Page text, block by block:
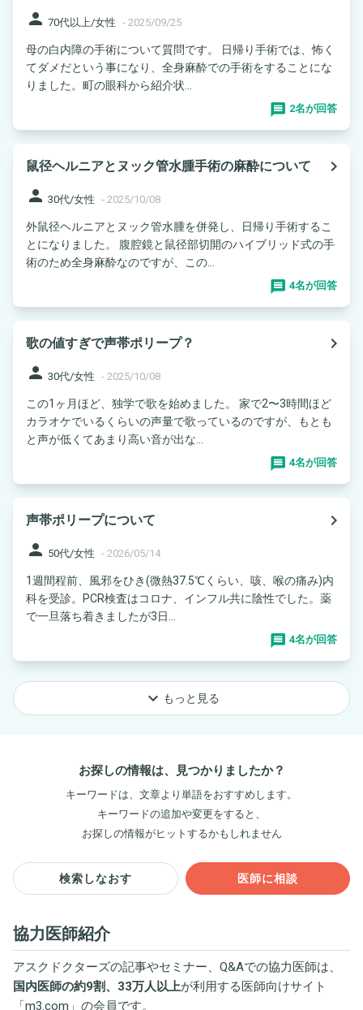
person 70代以上/女性 - 2025/09/25
母の白内障の手術について質問です。 日帰り手術では、怖く
てダメだという事になり、全身麻酔での手術をすることにな
りました。町の眼科から紹介状...
2名が回答
鼠径ヘルニアとヌック管水腫手術の麻酔について
navigate_next
person 30代/女性 - 2025/10/08
外鼠径ヘルニアとヌック管水腫を併発し、日帰り手術するこ
とになりました。 腹腔鏡と鼠径部切開のハイブリッド式の手
術のため全身麻酔なのですが、この...
4名が回答
歌の値すぎで声帯ポリープ？
navigate_next
person 30代/女性 - 2025/10/08
この1ヶ月ほど、独学で歌を始めました。 家で2〜3時間ほど
カラオケでいるくらいの声量で歌っているのですが、もとも
と声が低くてあまり高い音が出な...
4名が回答
声帯ポリープについて
navigate_next
person 50代/女性 - 2026/05/14
1週間程前、風邪をひき(微熱37.5℃くらい、咳、喉の痛み)内
科を受診。PCR検査はコロナ、インフル共に陰性でした。薬
で一旦落ち着きましたが3日...
4名が回答
keyboard_arrow_down もっと見る
お探しの情報は、見つかりましたか？
キーワードは、文章より単語をおすすめします。
キーワードの追加や変更をすると、
お探しの情報がヒットするかもしれません
検索しなおす 医師に相談
協力医師紹介
アスクドクターズの記事やセミナー、Q&Aでの協力医師は、
国内医師の約9割、33万人以上が利用する医師向けサイト
「m3.com 」の会員です。